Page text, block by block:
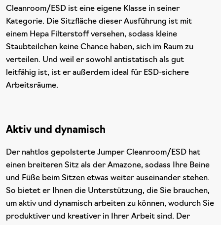
Cleanroom/ESD ist eine eigene Klasse in seiner
Kategorie. Die Sitzfläche dieser Ausführung ist mit
einem Hepa Filterstoff versehen, sodass kleine
Staubteilchen keine Chance haben, sich im Raum zu
verteilen. Und weil er sowohl antistatisch als gut
leitfähig ist, ist er außerdem ideal für ESD-sichere
Arbeitsräume.
Aktiv und dynamisch
Der nahtlos gepolsterte Jumper Cleanroom/ESD hat
einen breiteren Sitz als der Amazone, sodass Ihre Beine
und Füße beim Sitzen etwas weiter auseinander stehen.
So bietet er Ihnen die Unterstützung, die Sie brauchen,
um aktiv und dynamisch arbeiten zu können, wodurch Sie
produktiver und kreativer in Ihrer Arbeit sind. Der